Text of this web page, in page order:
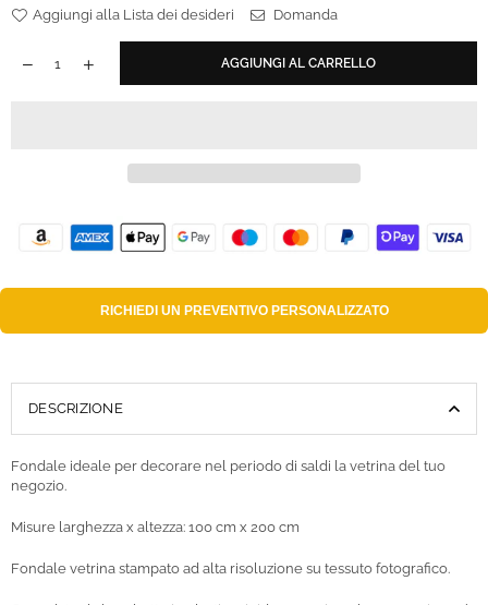
Aggiungi alla Lista dei desideri Domanda
AGGIUNGI AL CARRELLO
RICHIEDI UN PREVENTIVO PERSONALIZZATO
DESCRIZIONE
Fondale ideale per decorare nel periodo di saldi la vetrina del tuo
negozio.
Misure larghezza x altezza: 100 cm x 200 cm
Fondale vetrina stampato ad alta risoluzione su tessuto fotografico.